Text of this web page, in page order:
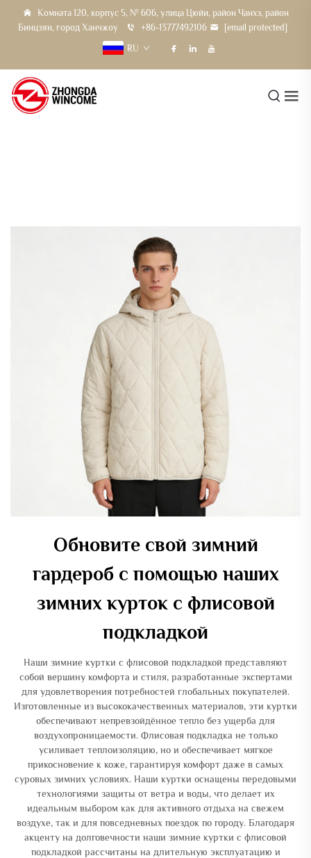
Комната 120, корпус 5, № 606, улица Цюйи, район Чанхэ, район
Бинцзян, город Ханчжоу
+86-13777492106
[email protected]
RU
Обновите свой зимний
гардероб с помощью наших
зимних курток с флисовой
подкладкой
Наши зимние куртки с флисовой подкладкой представляют
собой вершину комфорта и стиля, разработанные экспертами
для удовлетворения потребностей глобальных покупателей.
Изготовленные из высококачественных материалов, эти куртки
обеспечивают непревзойдённое тепло без ущерба для
воздухопроницаемости. Флисовая подкладка не только
усиливает теплоизоляцию, но и обеспечивает мягкое
прикосновение к коже, гарантируя комфорт даже в самых
суровых зимних условиях. Наши куртки оснащены передовыми
технологиями защиты от ветра и воды, что делает их
идеальным выбором как для активного отдыха на свежем
воздухе, так и для повседневных поездок по городу. Благодаря
акценту на долговечности наши зимние куртки с флисовой
подкладкой рассчитаны на длительную эксплуатацию и